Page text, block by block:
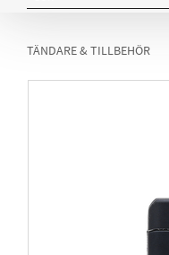
TÄNDARE & TILLBEHÖR